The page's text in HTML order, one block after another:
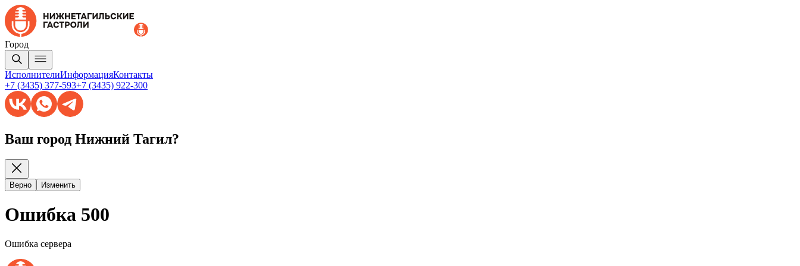
Город
ИсполнителиИнформацияКонтакты
+7 (3435) 377-593+7 (3435) 922-300
Ваш город Нижний Тагил?
Верно Изменить
Ошибка 500
Ошибка сервера